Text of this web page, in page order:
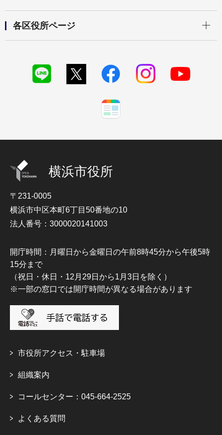
各区役所ページ
横浜市役所
〒231-0005
横浜市中区本町6丁目50番地の10
法人番号：3000020141003
開庁時間：月曜日から金曜日の午前8時45分から午後5時
15分まで
（祝日・休日・12月29日から1月3日を除く）
※一部の窓口では開庁時間が異なる場合があります
市役所アクセス・駐車場
組織案内
コールセンター：045-664-2525
よくある質問